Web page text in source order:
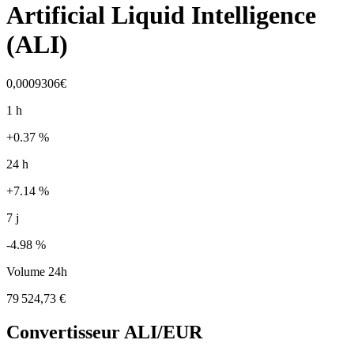
Artificial Liquid Intelligence
(ALI)
0,0009306€
1 h
+0.37 %
24 h
+7.14 %
7 j
-4.98 %
Volume 24h
79 524,73 €
Convertisseur ALI/EUR